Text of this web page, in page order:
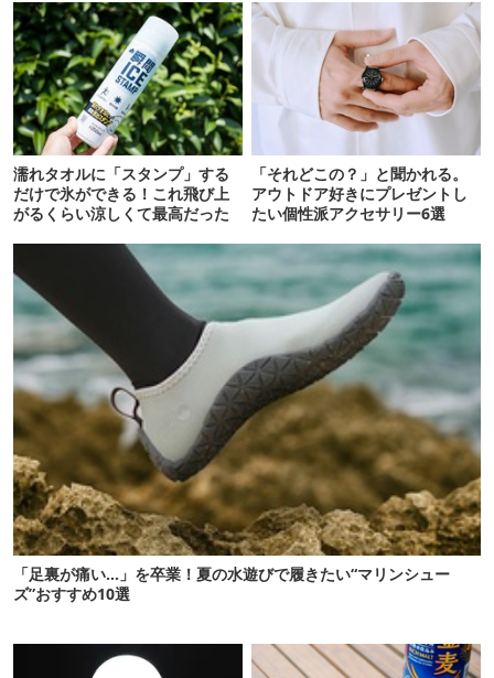
濡れタオルに「スタンプ」する
だけで氷ができる！これ飛び上
がるくらい涼しくて最高だった
「それどこの？」と聞かれる。
アウトドア好きにプレゼントし
たい個性派アクセサリー6選
「足裏が痛い…」を卒業！夏の水遊びで履きたい“マリンシュー
ズ”おすすめ10選